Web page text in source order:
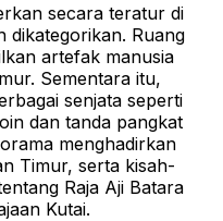
secara teratur di
dikategorikan. Ruang
artefak manusia
Sementara itu,
senjata seperti
dan tanda pangkat
menghadirkan
Timur, serta kisah-
Raja Aji Batara
Kutai.